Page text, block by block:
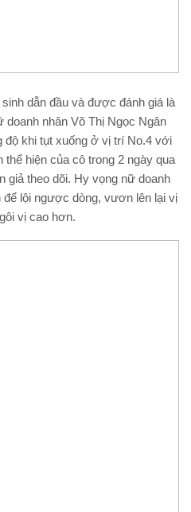
dẫn đầu và được đánh giá là
doanh nhân Võ Thị Ngọc Ngân
độ khi tụt xuống ở vị trí No.4 với
hiện của cô trong 2 ngày qua
giả theo dõi. Hy vọng nữ doanh
lội ngược dòng, vươn lên lại vị
vị cao hơn.